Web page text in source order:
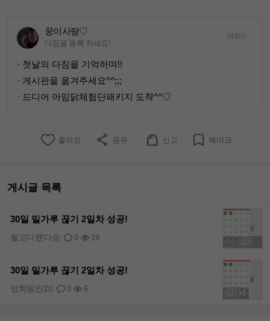
꿍이사랑♡
다짐을 등록 하세요!
더보기
· 첫날의 다짐을 기억하며!!
· 게시판을 옮겨주세요^^;;;
· 드디어 아임닭체험단패키지 도착^^♡
좋아요 공유 신고 북마크
게시글 목록
30일 밀가루 끊기 2일차 성공!
0 19
될꼬다됐다승
+1
30일 밀가루 끊기 2일차 성공!
0 6
방학동안20